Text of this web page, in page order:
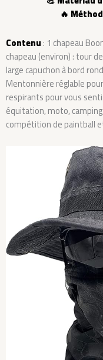
🔥
Contenu: 1 chapeau
chapeau (environ) : tour
large capuchon à bord
Mentonnière réglable
respirants pour vous
équitation, moto,
compétition de paintball